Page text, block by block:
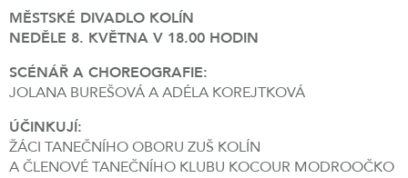
MĚSTSKÉ DIVADLO KOLÍN
NEDĚLE 8. KVĚTNA V 18.00 HODIN
SCÉNÁŘ A CHOREOGRAFIE:
JOLANA BUREŠOVÁ A ADÉLA KOREJTKOVÁ
ÚČINKUJÍ:
ŽÁCI TANEČNÍHO OBORU ZUŠ KOLÍN
A ČLENOVÉ TANEČNÍHO KLUBU KOCOUR MODROOČKO